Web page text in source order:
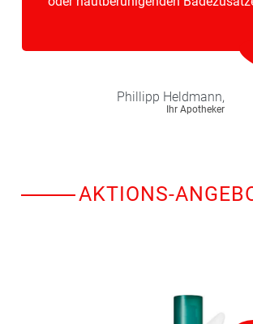
Phillipp Heldmann,
Ihr Apotheker
AKTIONS-